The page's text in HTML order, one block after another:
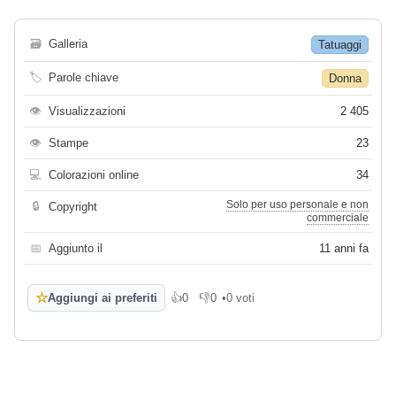
🗃 Galleria Tatuaggi
🏷 Parole chiave Donna
👁 Visualizzazioni 2 405
👁 Stampe 23
💻 Colorazioni online 34
🔒 Copyright
Solo per uso personale e non
commerciale
📅 Aggiunto il 11 anni fa
☆Aggiungi ai preferiti 👍0
Mi piace
👎0
Non mi piace
•0 voti